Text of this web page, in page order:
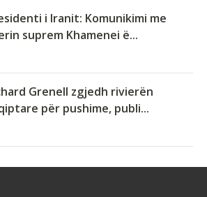
i Iranit: Komunikimi me
suprem Khamenei ë...
Grenell zgjedh rivierën
për pushime, publi...